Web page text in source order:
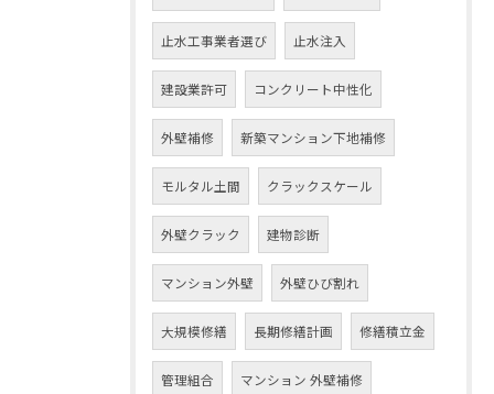
止水工事業者選び 止水注入
建設業許可 コンクリート中性化
外壁補修 新築マンション下地補修
モルタル土間 クラックスケール
外壁クラック 建物診断
マンション外壁 外壁ひび割れ
大規模修繕 長期修繕計画 修繕積立金
管理組合 マンション 外壁補修